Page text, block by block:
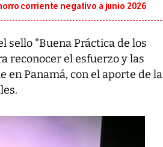
corriente negativo a junio 2026
sello "Buena Práctica de los
reconocer el esfuerzo y las
en Panamá, con el aporte de la